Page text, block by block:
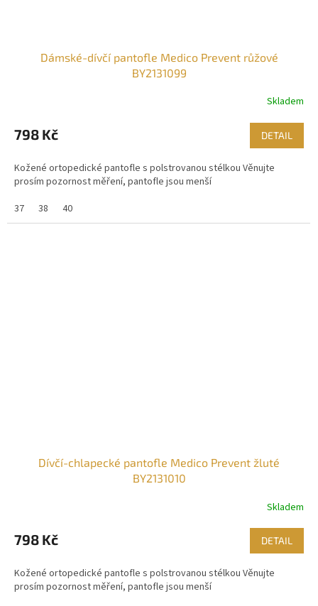
Dámské-dívčí pantofle Medico Prevent růžové
BY2131099
Skladem
798 Kč DETAIL
Kožené ortopedické pantofle s polstrovanou stélkou Věnujte
prosím pozornost měření, pantofle jsou menší
37
38 40
Dívčí-chlapecké pantofle Medico Prevent žluté
BY2131010
Skladem
798 Kč DETAIL
Kožené ortopedické pantofle s polstrovanou stélkou Věnujte
prosím pozornost měření, pantofle jsou menší